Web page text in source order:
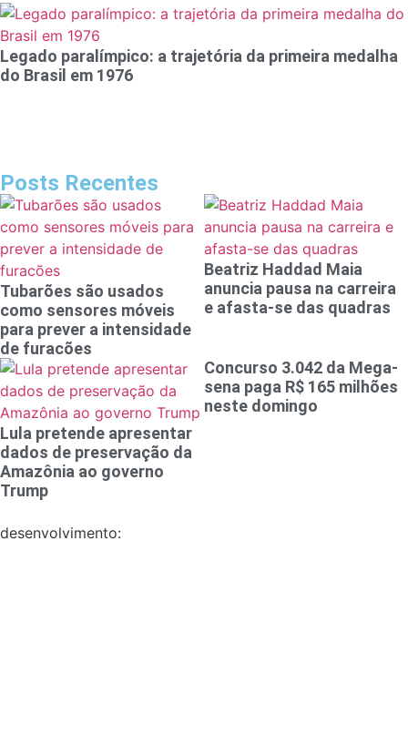
Legado paralímpico: a trajetória da primeira medalha
do Brasil em 1976
Posts Recentes
Tubarões são usados
como sensores móveis
para prever a intensidade
de furacões
Beatriz Haddad Maia
anuncia pausa na carreira
e afasta-se das quadras
Lula pretende apresentar
dados de preservação da
Amazônia ao governo
Trump
Concurso 3.042 da Mega-
sena paga R$ 165 milhões
neste domingo
desenvolvimento: